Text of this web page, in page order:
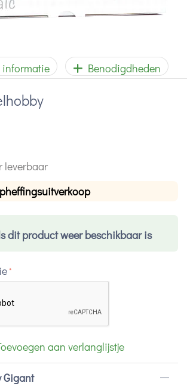
informatie Benodigdheden
leverbaar
dit product weer beschikbaar is
aan verlanglijstje
Gigant